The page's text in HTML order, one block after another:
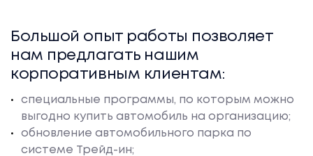
Большой опыт работы позволяет
нам предлагать нашим
корпоративным клиентам:
специальные программы, по которым можно
выгодно купить автомобиль на организацию;
обновление автомобильного парка по
системе Трейд-ин;